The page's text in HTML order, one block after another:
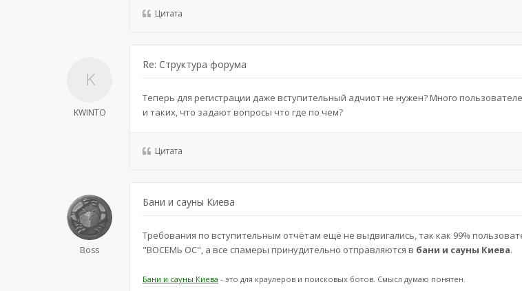
Цитата
KWINTO
Re: Структура форума
Теперь для регистрации даже вступительный адчиот не нужен? Много
и таких, что задают вопросы что где по чем?
Цитата
Boss
Бани и сауны Киева
Требования по вступительным отчётам ещё не выдвигались, так как 99%
"ВОСЕМЬ ОС", а все спамеры принудительно отправляются в бани и сауны Киева.
Бани и сауны Киева - это для краулеров и поисковых ботов. Смысл думаю понятен.